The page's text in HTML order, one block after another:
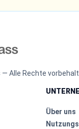
— Alle Rechte
Über uns